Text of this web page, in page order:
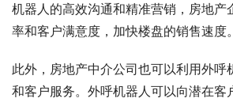
机器人的高效沟通和精准营销，房地产
率和客户满意度，加快楼盘的销售速度。
此外，房地产中介公司也可以利用外呼
和客户服务。外呼机器人可以向潜在客